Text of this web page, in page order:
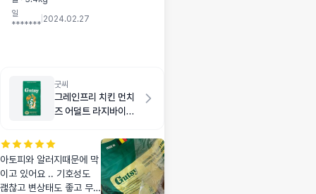
한 면으로~~
일
*******
2024.02.27
굿씨
그레인프리 치킨 먼치
즈 어덜트 라지바이트
아토피와 알러지때문에 막
이고 있어요 .. 기호성도
괞찮고 변상태도 좋고 무